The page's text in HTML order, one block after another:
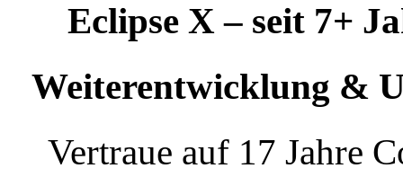
Eclipse X – seit 7+
Weiterentwicklung &
Vertraue auf 17 Jahre